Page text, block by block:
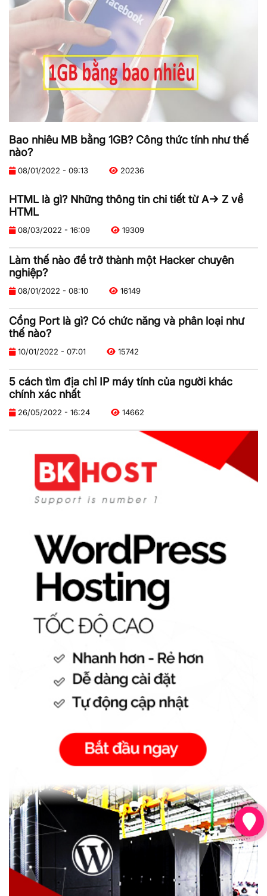
Bao nhiêu MB bằng 1GB? Công thức tính như thế
nào?
08/01/2022 - 09:13 20236
HTML là gì? Những thông tin chi tiết từ A-> Z về
HTML
08/03/2022 - 16:09 19309
Làm thế nào để trở thành một Hacker chuyên
nghiệp?
08/01/2022 - 08:10 16149
Cổng Port là gì? Có chức năng và phân loại như
thế nào?
10/01/2022 - 07:01 15742
5 cách tìm địa chỉ IP máy tính của người khác
chính xác nhất
26/05/2022 - 16:24 14662